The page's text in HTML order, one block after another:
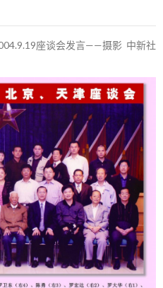
座谈会发言——摄影 中新社